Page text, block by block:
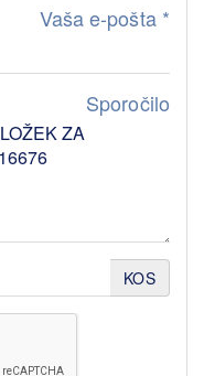
Vaša e-pošta *
Sporočilo
KOS